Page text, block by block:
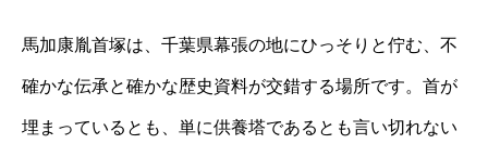
馬加康胤首塚は、千葉県幕張の地にひっそりと佇む、不
確かな伝承と確かな歴史資料が交錯する場所です。首が
埋まっているとも、単に供養塔であるとも言い切れない